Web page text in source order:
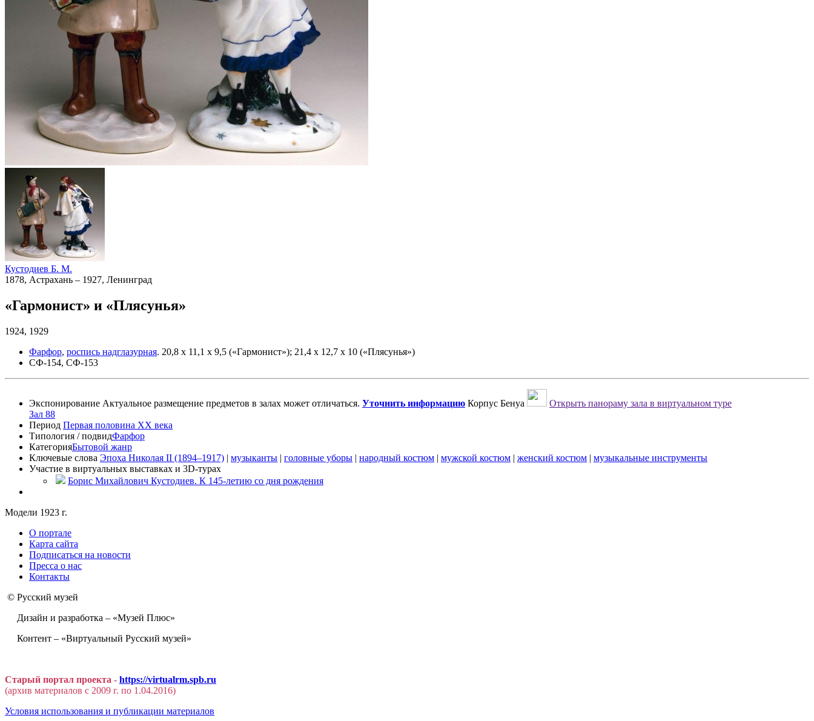
Кустодиев Б. М.
1878, Астрахань – 1927, Ленинград
«Гармонист» и «Плясунья»
1924, 1929
Фарфор, роспись надглазурная. 20,8 x 11,1 x 9,5 («Гармонист»); 21,4 x 12,7 x 10 («Плясунья»)
СФ-154, СФ-153
Экспонирование Актуальное размещение предметов в залах может отличаться. Уточнить информацию Корпус Бенуа
Открыть панораму зала в виртуальном туре
Зал 88
Период Первая половина XX века
Типология / подвидФарфор
КатегорияБытовой жанр
Ключевые слова Эпоха Николая II (1894–1917) | музыканты | головные уборы | народный костюм | мужской костюм | женский костюм | музыкальные инструменты
Участие в виртуальных выставках и 3D-турах
Борис Михайлович Кустодиев. К 145-летию со дня рождения
Модели 1923 г.
О портале
Карта сайта
Подписаться на новости
Пресса о нас
Контакты
© Русский музей
Дизайн и разработка – «Музей Плюс»
Контент – «Виртуальный Русский музей»
Старый портал проекта - https://virtualrm.spb.ru
(архив материалов с 2009 г. по 1.04.2016)
Условия использования и публикации материалов